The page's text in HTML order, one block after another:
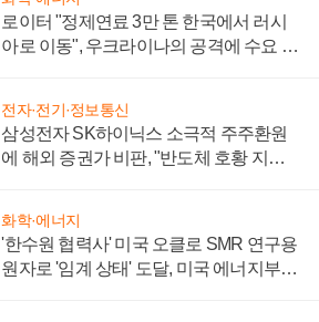
로이터 "정제연료 3만 톤 한국에서 러시
아로 이동", 우크라이나의 공격에 수요 늘
전자·전기·정보통신
삼성전자 SK하이닉스 소극적 주주환원
에 해외 증권가 비판, "반도체 호황 지속
화학·에너지
'한수원 협력사' 미국 오클로 SMR 연구용
원자로 '임계 상태' 도달, 미국 에너지부